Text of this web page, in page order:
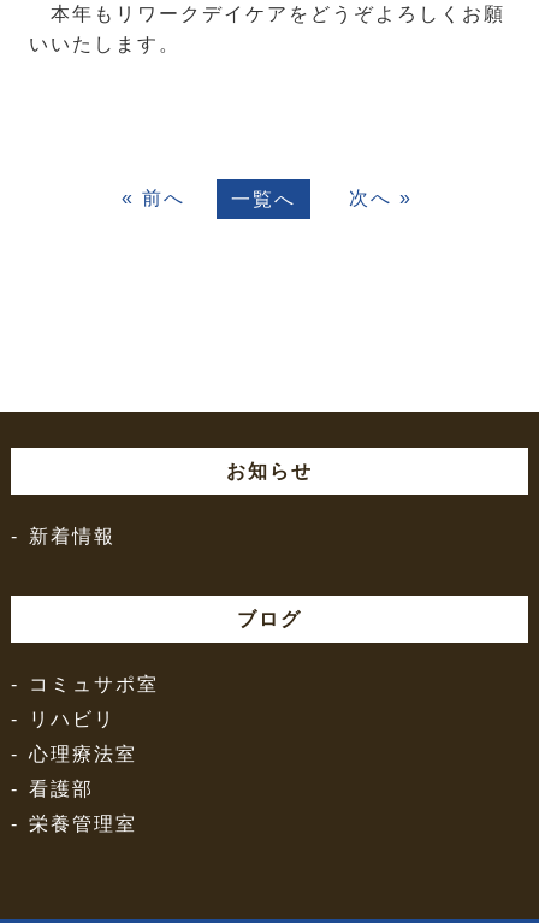
お知らせ
新着情報
ブログ
コミュサポ室
リハビリ
心理療法室
看護部
栄養管理室
本年もリワークデイケアをどうぞよろしくお願
いいたします。
« 前へ 一覧へ 次へ »